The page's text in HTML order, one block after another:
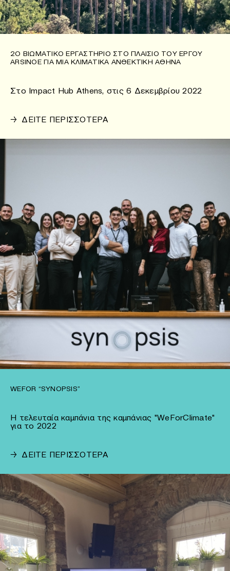
2Ο ΒΙΩΜΑΤΙΚΌ ΕΡΓΑΣΤΉΡΙΟ ΣΤΟ ΠΛΑΊΣΙΟ ΤΟΥ ΈΡΓΟΥ
ARSINOE ΓΙΑ ΜΙΑ ΚΛΙΜΑΤΙΚΆ ΑΝΘΕΚΤΙΚΉ ΑΘΉΝΑ
Στο Impact Hub Athens, στις 6 Δεκεμβρίου 2022
→ ΔΕΙΤΕ ΠΕΡΙΣΣΟΤΕΡΑ
WEFOR “SYNOPSIS”
Η τελευταία καμπάνια της καμπάνιας "WeForClimate"
για το 2022
→ ΔΕΙΤΕ ΠΕΡΙΣΣΟΤΕΡΑ